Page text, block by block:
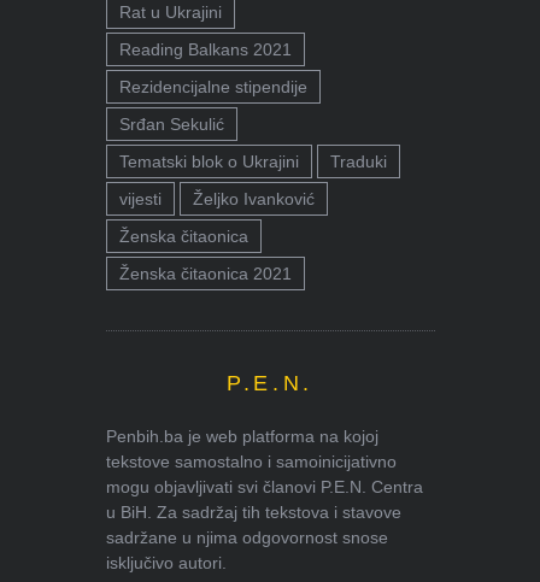
Rat u Ukrajini
Reading Balkans 2021
Rezidencijalne stipendije
Srđan Sekulić
Tematski blok o Ukrajini
Traduki
vijesti
Željko Ivanković
Ženska čitaonica
Ženska čitaonica 2021
P.E.N.
Penbih.ba je web platforma na kojoj
tekstove samostalno i samoinicijativno
mogu objavljivati svi članovi P.E.N. Centra
u BiH. Za sadržaj tih tekstova i stavove
sadržane u njima odgovornost snose
isključivo autori.